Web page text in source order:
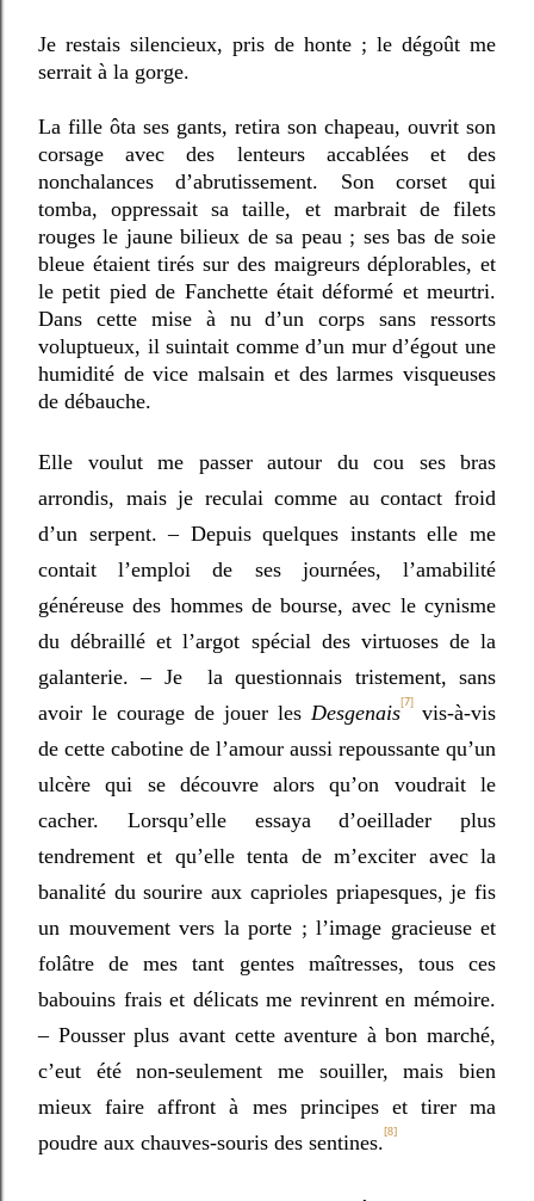
Je restais silencieux, pris de honte ; le dégoût me
serrait à la gorge.
La fille ôta ses gants, retira son chapeau, ouvrit son
corsage avec des lenteurs accablées et des
nonchalances d’abrutissement. Son corset qui
tomba, oppressait sa taille, et marbrait de filets
rouges le jaune bilieux de sa peau ; ses bas de soie
bleue étaient tirés sur des maigreurs déplorables, et
le petit pied de Fanchette était déformé et meurtri.
Dans cette mise à nu d’un corps sans ressorts
voluptueux, il suintait comme d’un mur d’égout une
humidité de vice malsain et des larmes visqueuses
de débauche.
Elle voulut me passer autour du cou ses bras
arrondis, mais je reculai comme au contact froid
d’un serpent. – Depuis quelques instants elle me
contait l’emploi de ses journées, l’amabilité
généreuse des hommes de bourse, avec le cynisme
du débraillé et l’argot spécial des virtuoses de la
galanterie. – Je la questionnais tristement, sans
avoir le courage de jouer les Desgenais[7]
vis-à-vis
de cette cabotine de l’amour aussi repoussante qu’un
ulcère qui se découvre alors qu’on voudrait le
cacher. Lorsqu’elle essaya d’oeillader plus
tendrement et qu’elle tenta de m’exciter avec la
banalité du sourire aux caprioles priapesques, je fis
un mouvement vers la porte ; l’image gracieuse et
folâtre de mes tant gentes maîtresses, tous ces
babouins frais et délicats me revinrent en mémoire.
– Pousser plus avant cette aventure à bon marché,
c’eut été non-seulement me souiller, mais bien
mieux faire affront à mes principes et tirer ma
poudre aux chauves-souris des sentines.[8]